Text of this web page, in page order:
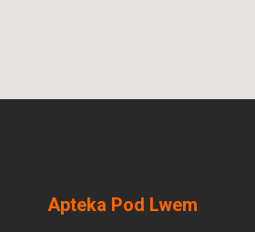
Apteka Pod Lwem